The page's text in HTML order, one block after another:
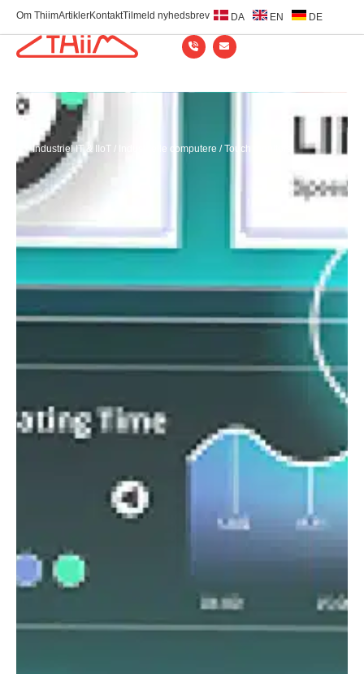
Om ThiimArtiklerKontaktTilmeld nyhedsbrev DA EN DE
Industriel IT & IIoT​ / Industrielle computere /Touch monitors